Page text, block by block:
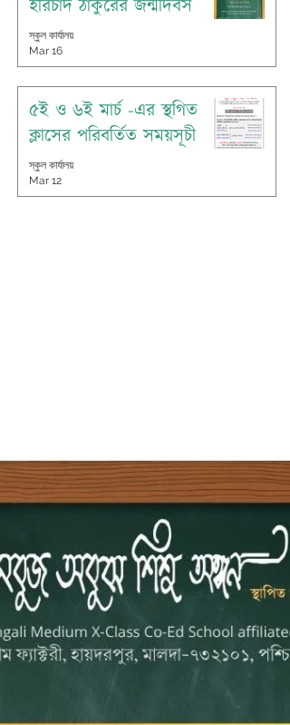
হরিচাঁদ ঠাকুরের জন্মদিবস
স্কুল কার্যালয়
Mar 16
৫ই ও ৬ই মার্চ -এর স্থগিত
ক্লাসের পরিবর্তিত সময়সূচী
স্কুল কার্যালয়
Mar 12